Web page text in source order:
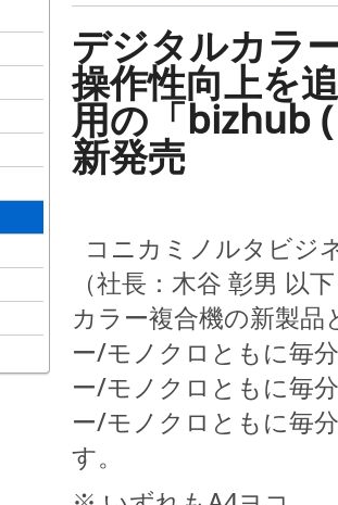
デジタルカラ
操作性向上を
用の「bizhub
新発売
コニカミノルタビジ
（社長：木谷 彰男 以
カラー複合機の新製
ー/モノクロともに毎
ー/モノクロともに毎
ー/モノクロともに毎
す。